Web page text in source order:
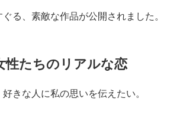
る、素敵な作品が公開されました。
性たちのリアルな恋
きな人に私の思いを伝えたい。